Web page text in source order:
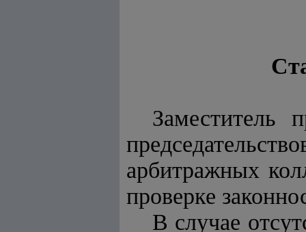
Заместитель
арбитражных
проверке
В случае